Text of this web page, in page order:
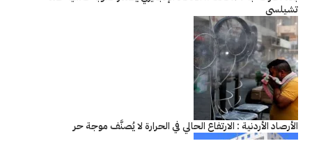
تشيلسي
الأرصاد الأردنية : الارتفاع الحالي في الحرارة لا يُصنَّف موجة حر